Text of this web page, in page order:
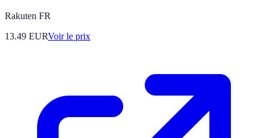
Rakuten FR
13.49 EURVoir le prix